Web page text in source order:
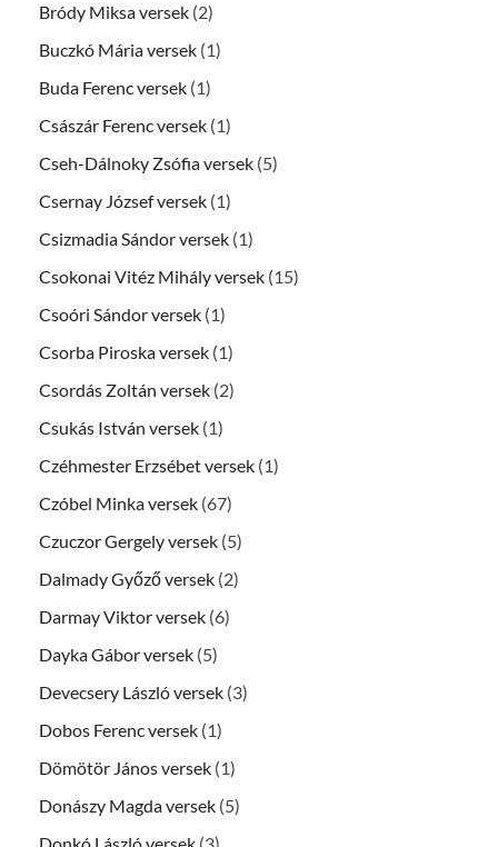
Bródy Miksa versek (2)
Buczkó Mária versek (1)
Buda Ferenc versek (1)
Császár Ferenc versek (1)
Cseh-Dálnoky Zsófia versek (5)
Csernay József versek (1)
Csizmadia Sándor versek (1)
Csokonai Vitéz Mihály versek (15)
Csoóri Sándor versek (1)
Csorba Piroska versek (1)
Csordás Zoltán versek (2)
Csukás István versek (1)
Czéhmester Erzsébet versek (1)
Czóbel Minka versek (67)
Czuczor Gergely versek (5)
Dalmady Győző versek (2)
Darmay Viktor versek (6)
Dayka Gábor versek (5)
Devecsery László versek (3)
Dobos Ferenc versek (1)
Dömötör János versek (1)
Donászy Magda versek (5)